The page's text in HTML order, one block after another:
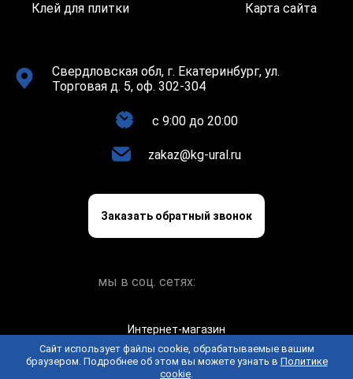
Клей для плитки Карта сайта
Свердловская обл, г. Екатеринбург, ул.
Торговая д. 5, оф. 302-304
c 9:00 до 20:00
zakaz@kg-ural.ru
Заказать обратный звонок
мы в соц. сетях:
Интернет-магазин
keramogranit.online © 2026
Политика конфиденциальности
Сайт использует файлы cookie, обрабатываемые вашим
браузером. Подробнее об этом вы можете узнать в Политике
cookie.